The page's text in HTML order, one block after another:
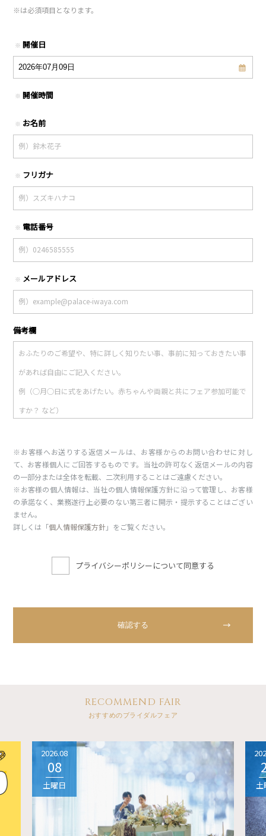
※は必須項目となります。
※ 開催日
※ 開催時間
※ お名前
※ フリガナ
※ 電話番号
※ メールアドレス
備考欄
※お客様へお送りする返信メールは、お客様からのお問い合わせに対し
て、お客様個人にご回答するものです。当社の許可なく返信メールの内容
の一部分または全体を転載、二次利用することはご遠慮ください。
※お客様の個人情報は、当社の個人情報保護方針に沿って管理し、お客様
の承諾なく、業務遂行上必要のない第三者に開示・提示することはござい
ません。
詳しくは「個人情報保護方針」をご覧ください。
プライバシーポリシーについて同意する
RECOMMEND FAIR
おすすめのブライダルフェア
2026.08
08
土曜日 土